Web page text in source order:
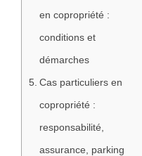
en copropriété :
conditions et
démarches
Cas particuliers en
copropriété :
responsabilité,
assurance, parking